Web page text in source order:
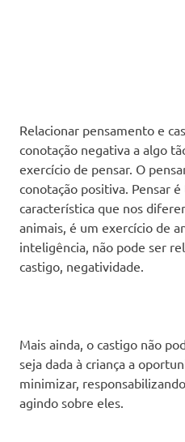
Relacionar pensamento e
conotação negativa a algo
exercício de pensar. O
conotação positiva. Pensar
característica que nos
animais, é um exercício de
inteligência, não pode ser
castigo, negatividade.
Mais ainda, o castigo não
seja dada à criança a
minimizar,
agindo sobre eles.